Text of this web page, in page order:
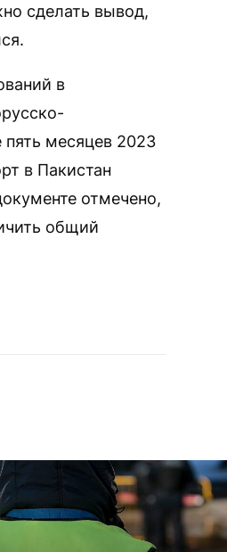
сделать вывод,
в
пять месяцев 2023
в Пакистан
отмечено,
общий